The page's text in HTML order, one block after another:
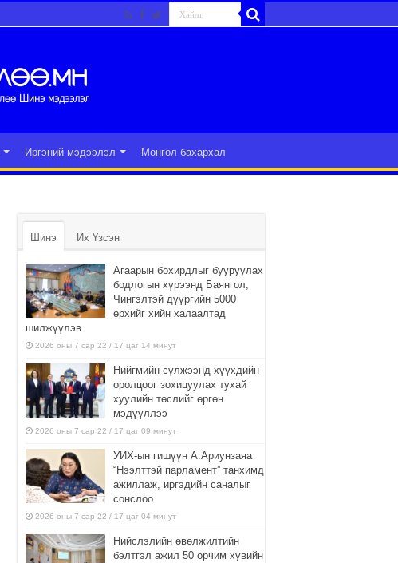
Иргэний мэдээлэл Монгол бахархал
Шинэ Их Үзсэн
Агаарын бохирдлыг бууруулах
бодлогын хүрээнд Баянгол,
Чингэлтэй дүүргийн 5000
өрхийг хийн халаалтад
шилжүүлэв
2026 оны 7 сар 22 / 17 цаг 14 минут
Нийгмийн сүлжээнд хүүхдийн
оролцоог зохицуулах тухай
хуулийн төслийг өргөн
мэдүүллээ
2026 оны 7 сар 22 / 17 цаг 09 минут
УИХ-ын гишүүн А.Ариунзаяа
“Нээлттэй парламент” танхимд
ажиллаж, иргэдийн саналыг
сонслоо
2026 оны 7 сар 22 / 17 цаг 04 минут
Нийслэлийн өвөлжилтийн
бэлтгэл ажил 50 орчим хувийн